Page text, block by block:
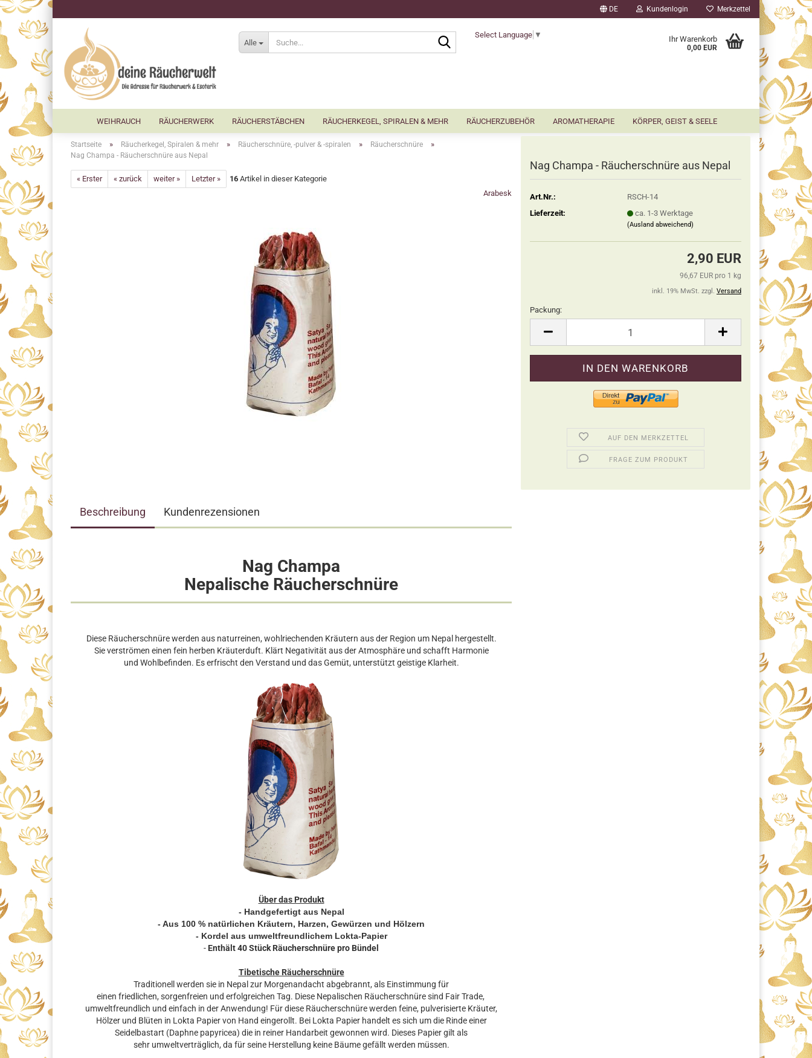
DE Kundenlogin Merkzettel
Alle
Suche...Select Language ▼ Ihr Warenkorb
0,00 EUR
WEIHRAUCH RÄUCHERWERK RÄUCHERSTÄBCHEN RÄUCHERKEGEL, SPIRALEN & MEHR RÄUCHERZUBEHÖR AROMATHERAPIE KÖRPER, GEIST & SEELE
Startseite » Räucherkegel, Spiralen & mehr » Räucherschnüre, -pulver & -spiralen » Räucherschnüre »
Nag Champa - Räucherschnüre aus Nepal
« Erster « zurück weiter » Letzter » 16 Artikel in dieser Kategorie
Arabesk
Nag Champa - Räucherschnüre aus Nepal
Art.Nr.:
RSCH-14
Lieferzeit:
ca. 1-3 Werktage
(Ausland abweichend)
2,90 EUR
96,67 EUR pro 1 kg
inkl. 19% MwSt. zzgl. Versand
Packung:
Packung
AUF DEN MERKZETTEL
FRAGE ZUM PRODUKT
Beschreibung Kundenrezensionen
Nag Champa
Nepalische Räucherschnüre
Diese Räucherschnüre werden aus naturreinen, wohlriechenden Kräutern aus der Region um Nepal hergestellt.
Sie verströmen einen fein herben Kräuterduft. Klärt Negativität aus der Atmosphäre und schafft Harmonie
und Wohlbefinden. Es erfrischt den Verstand und das Gemüt, unterstützt geistige Klarheit.
Über das Produkt
- Handgefertigt aus Nepal
- Aus 100 % natürlichen Kräutern, Harzen, Gewürzen und Hölzern
- Kordel aus umweltfreundlichem Lokta-Papier
- Enthält 40 Stück Räucherschnüre pro Bündel
Tibetische Räucherschnüre
Traditionell werden sie in Nepal zur Morgenandacht abgebrannt, als Einstimmung für
einen friedlichen, sorgenfreien und erfolgreichen Tag. Diese Nepalischen Räucherschnüre sind Fair Trade,
umweltfreundlich und einfach in der Anwendung! Für diese Räucherschnüre werden feine, pulverisierte Kräuter,
Hölzer und Blüten in Lokta Papier von Hand eingerollt. Bei Lokta Papier handelt es sich um die Rinde einer
Seidelbastart (Daphne papyricea) die in reiner Handarbeit gewonnen wird. Dieses Papier gilt als
sehr umweltverträglich, da für seine Herstellung keine Bäume gefällt werden müssen.